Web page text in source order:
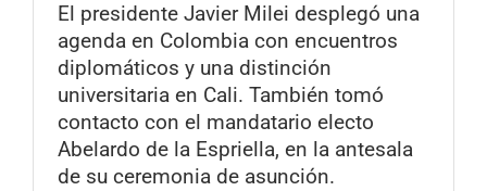
El presidente Javier Milei desplegó una
agenda en Colombia con encuentros
diplomáticos y una distinción
universitaria en Cali. También tomó
contacto con el mandatario electo
Abelardo de la Espriella, en la antesala
de su ceremonia de asunción.